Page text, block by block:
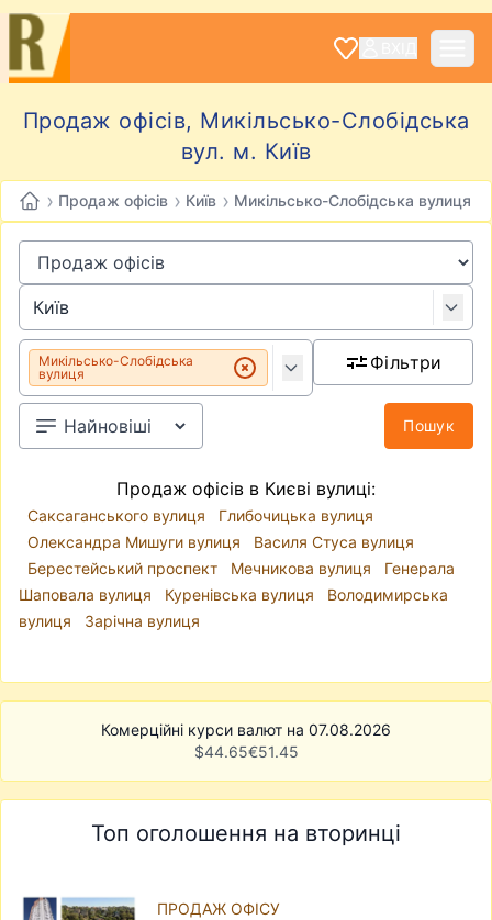
Продаж офісів, Микільсько-Слобідська
вул. м. Київ
› Продаж офісів › Київ › Микільсько-Слобідська вулиця
Микільсько-Слобідська
вулиця
Фільтри
Пошук
Продаж офісів в Києві вулиці:
Саксаганського вулиця
Глибочицька вулиця
Олександра Мишуги вулиця
Василя Стуса вулиця
Берестейський проспект
Мечникова вулиця
Генерала
Шаповала вулиця
Куренівська вулиця
Володимирська
вулиця
Зарічна вулиця
Комерційні курси валют на 07.08.2026
$44.65€51.45
Топ оголошення на вторинці
ПРОДАЖ ОФІСУ